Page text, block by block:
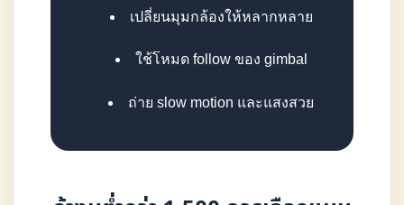
เปลี่ยนมุมกล้องให้หลากหลาย
ใช้โหมด follow ของ gimbal
ถ่าย slow motion และแสงสวย